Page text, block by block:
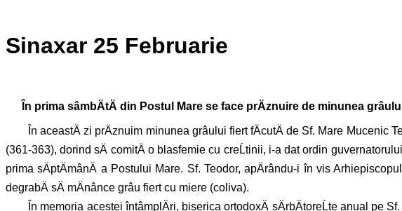
Sinaxar 25 Februarie
În prima sâmbÄtÄ din Postul Mare se face prÄznuire de minunea
În aceastÄ zi prÄznuim minunea grâului fiert fÄcutÄ de Sf. Mare
(361-363), dorind sÄ comitÄ o blasfemie cu creĹtinii, i-a dat ordin
prima sÄptÄmânÄ a Postului Mare. Sf. Teodor, apÄrându-i în vis
degrabÄ sÄ mÄnânce grâu fiert cu miere (coliva).
În memoria acestei întâmplÄri, biserica ortodoxÄ sÄrbÄtoreĹte anual